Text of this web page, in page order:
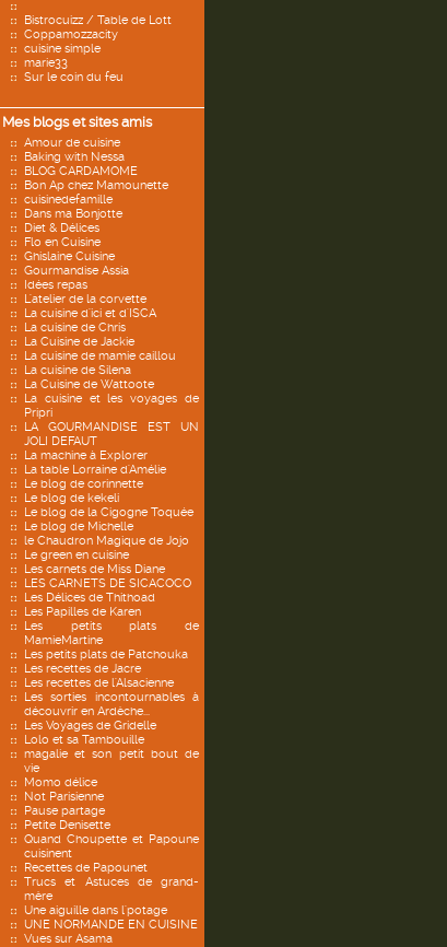
Bistrocuizz / Table de Lott
Coppamozzacity
cuisine simple
marie33
Sur le coin du feu
Mes blogs et sites amis
Amour de cuisine
Baking with Nessa
BLOG CARDAMOME
Bon Ap chez Mamounette
cuisinedefamille
Dans ma Bonjotte
Diet & Délices
Flo en Cuisine
Ghislaine Cuisine
Gourmandise Assia
Idées repas
L'atelier de la corvette
La cuisine d'ici et d'ISCA
La cuisine de Chris
La Cuisine de Jackie
La cuisine de mamie caillou
La cuisine de Silena
La Cuisine de Wattoote
La cuisine et les voyages de
Pripri
LA GOURMANDISE EST UN
JOLI DEFAUT
La machine à Explorer
La table Lorraine d'Amélie
Le blog de corinnette
Le blog de kekeli
Le blog de la Cigogne Toquée
Le blog de Michelle
le Chaudron Magique de Jojo
Le green en cuisine
Les carnets de Miss Diane
LES CARNETS DE SICACOCO
Les Délices de Thithoad
Les Papilles de Karen
Les petits plats de
MamieMartine
Les petits plats de Patchouka
Les recettes de Jacre
Les recettes de l'Alsacienne
Les sorties incontournables à
découvrir en Ardèche...
Les Voyages de Gridelle
Lolo et sa Tambouille
magalie et son petit bout de
vie
Momo délice
Not Parisienne
Pause partage
Petite Denisette
Quand Choupette et Papoune
cuisinent
Recettes de Papounet
Trucs et Astuces de grand-
mère
Une aiguille dans l'potage
UNE NORMANDE EN CUISINE
Vues sur Asama